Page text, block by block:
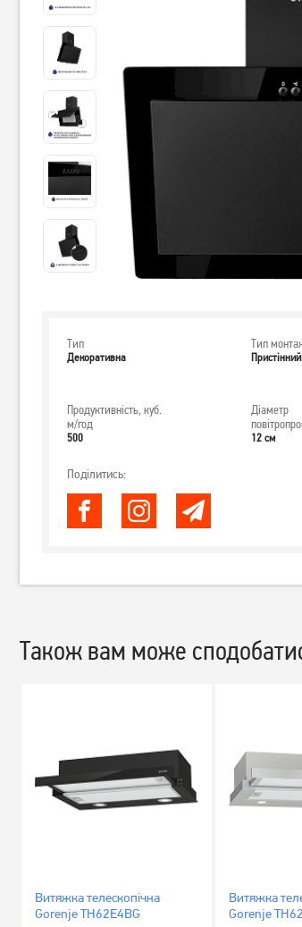
Тип
Декоративна
Тип
Пристінний
Продуктивність, куб.
м/год
500
Діаметр
12 см
Поділитись:
Також вам може
Витяжка телескопічна
Gorenje TH62E4BG
Витяжка
Gorenje